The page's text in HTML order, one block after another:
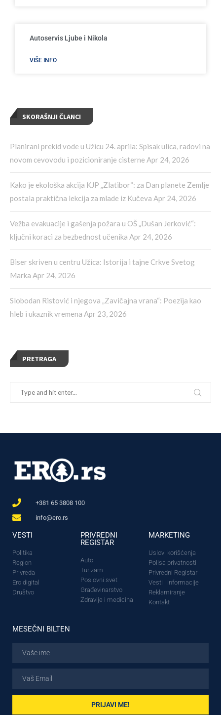
Autoservis Ljube i Nikola
VIŠE INFO
SKORAŠNJI ČLANCI
Planirani prekid vode u Užicu 24. aprila: Spisak ulica, radovi na
novom cevovodu i pozicioniranje cisterne Apr 24, 2026
Kako je ekološka akcija KJP „Zlatibor“: za Dan planete Zemlje
postala praktična lekcija za mlade iz Kučeva Apr 24, 2026
Vežba evakuacije i gašenja požara u OŠ „Dušan Jerković“:
ključni koraci za bezbednost učenika Apr 24, 2026
Biser skriven u centru Užica: Istorija i tajne Crkve Svetog
Marka Apr 24, 2026
Slobodan Ristović i njegova „Zavičajna vrana“: Poezija kao
hleb i ukaznik vremena Apr 23, 2026
PRETRAGA
+381 65 3808 100
info@ero.rs
VESTI
Politika
Region
Privreda
Ero digital
Društvo
PRIVREDNI
REGISTAR
Auto
Turizam
Poslovni svet
Građevinarstvo
Zdravlje i medicina
MARKETING
Uslovi korišćenja
Polisa privatnosti
Privredni Registar
Vesti i informacije
Reklamiranje
Kontakt
MESEČNI BILTEN
PRIJAVI ME!